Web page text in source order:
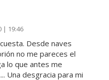
| 19:46
Desde naves
no me pareces el
lo que antes me
Una desgracia para mi